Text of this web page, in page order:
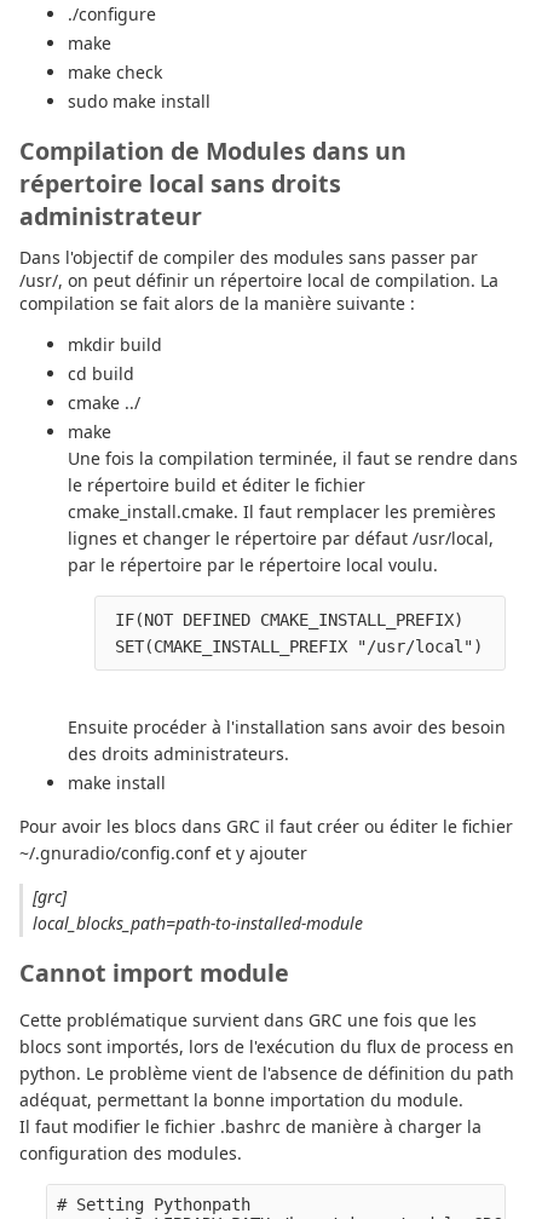
./configure
make
make check
sudo make install
Compilation de Modules dans un
répertoire local sans droits
administrateur
Dans l'objectif de compiler des modules sans passer par
/usr/, on peut définir un répertoire local de compilation. La
compilation se fait alors de la manière suivante :
mkdir build
cd build
cmake ../
make
Une fois la compilation terminée, il faut se rendre dans
le répertoire build et éditer le fichier
cmake_install.cmake. Il faut remplacer les premières
lignes et changer le répertoire par défaut /usr/local,
par le répertoire par le répertoire local voulu.
IF(NOT DEFINED CMAKE_INSTALL_PREFIX)
Ensuite procéder à l'installation sans avoir des besoin
des droits administrateurs.
make install
Pour avoir les blocs dans GRC il faut créer ou éditer le fichier
~/.gnuradio/config.conf et y ajouter
[grc]
local_blocks_path=path-to-installed-module
Cannot import module
Cette problématique survient dans GRC une fois que les
blocs sont importés, lors de l'exécution du flux de process en
python. Le problème vient de l'absence de définition du path
adéquat, permettant la bonne importation du module.
Il faut modifier le fichier .bashrc de manière à charger la
configuration des modules.
# Setting Pythonpath